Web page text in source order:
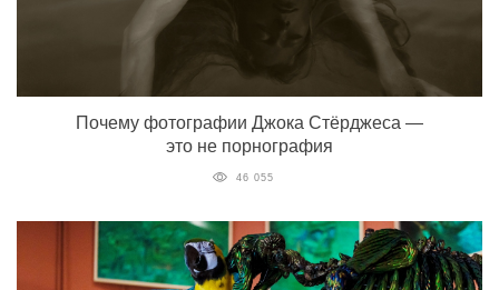
Почему фотографии Джока Стёрджеса —
это не порнография
46 055